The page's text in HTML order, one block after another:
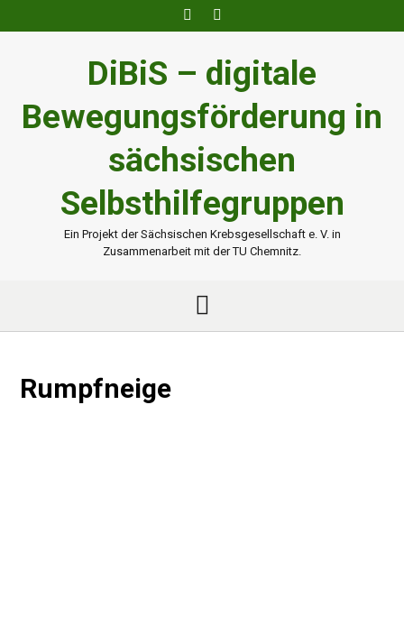
to
DiBiS – digitale
Bewegungsförderung in
sächsischen
Selbsthilfegruppen
Ein Projekt der Sächsischen Krebsgesellschaft e. V. in
Zusammenarbeit mit der TU Chemnitz.
Rumpfneige